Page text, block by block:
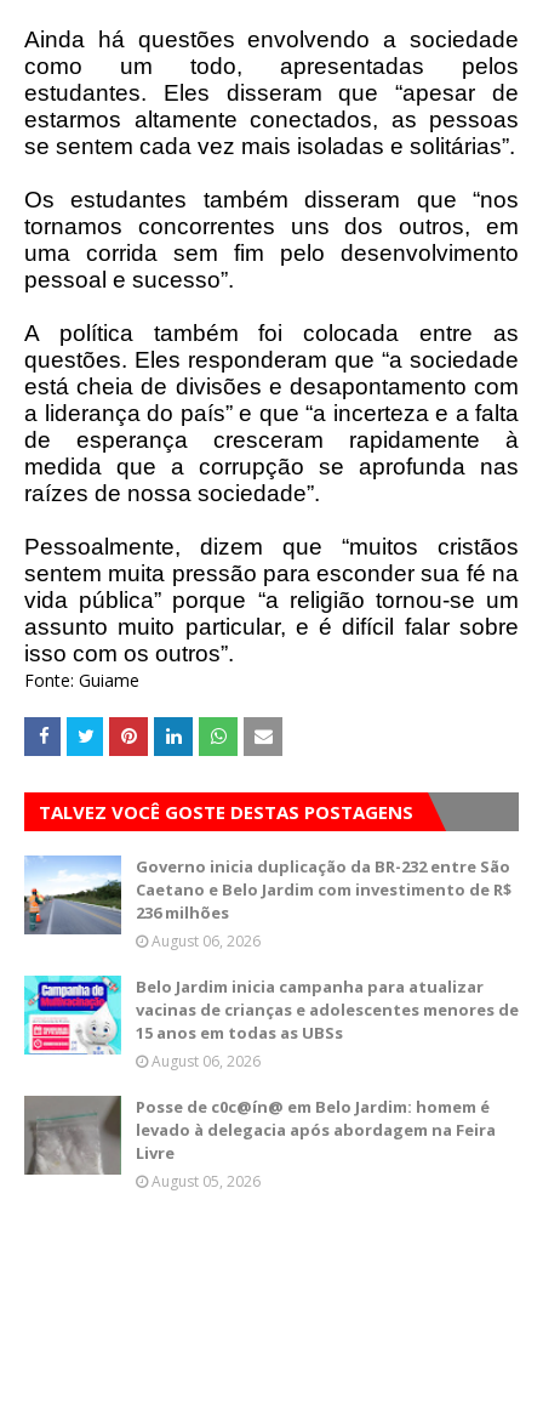
Ainda há questões envolvendo a sociedade
como um todo, apresentadas pelos
estudantes. Eles disseram que “apesar de
estarmos altamente conectados, as pessoas
se sentem cada vez mais isoladas e solitárias”.
Os estudantes também disseram que “nos
tornamos concorrentes uns dos outros, em
uma corrida sem fim pelo desenvolvimento
pessoal e sucesso”.
A política também foi colocada entre as
questões. Eles responderam que “a sociedade
está cheia de divisões e desapontamento com
a liderança do país” e que “a incerteza e a falta
de esperança cresceram rapidamente à
medida que a corrupção se aprofunda nas
raízes de nossa sociedade”.
Pessoalmente, dizem que “muitos cristãos
sentem muita pressão para esconder sua fé na
vida pública” porque “a religião tornou-se um
assunto muito particular, e é difícil falar sobre
isso com os outros”.
Fonte: Guiame
TALVEZ VOCÊ GOSTE DESTAS POSTAGENS
Governo inicia duplicação da BR-232 entre São
Caetano e Belo Jardim com investimento de R$
236 milhões
August 06, 2026
Belo Jardim inicia campanha para atualizar
vacinas de crianças e adolescentes menores de
15 anos em todas as UBSs
August 06, 2026
Posse de c0c@ín@ em Belo Jardim: homem é
levado à delegacia após abordagem na Feira
Livre
August 05, 2026